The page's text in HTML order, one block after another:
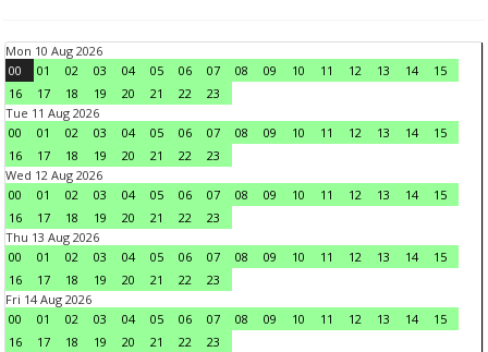
Mon 10 Aug 2026
00
01 02 03 04 05 06 07 08 09 10 11 12 13 14
15
16
17 18 19 20 21 22
23
Tue 11 Aug 2026
00
01 02 03 04 05 06 07 08 09 10 11 12 13 14
15
16
17 18 19 20 21 22
23
Wed 12 Aug 2026
00
01 02 03 04 05 06 07 08 09 10 11 12 13 14
15
16
17 18 19 20 21 22
23
Thu 13 Aug 2026
00
01 02 03 04 05 06 07 08 09 10 11 12 13 14
15
16
17 18 19 20 21 22
23
Fri 14 Aug 2026
00
01 02 03 04 05 06 07 08 09 10 11 12 13 14
15
16
17 18 19 20 21 22
23